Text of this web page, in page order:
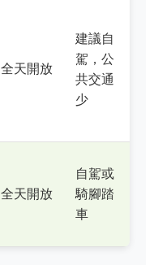
全天開放
建議自
駕，公
共交通
少
全天開放
自駕或
騎腳踏
車